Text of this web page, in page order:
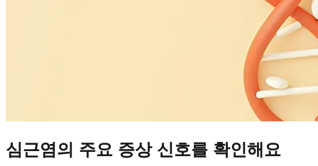
심근염의 주요 증상 신호를 확인해요